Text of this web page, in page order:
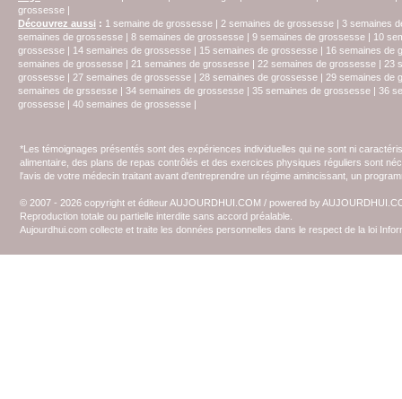
grossesse |
Découvrez aussi : 1 semaine de grossesse | 2 semaines de grossesse | 3 semaines
semaines de grossesse | 8 semaines de grossesse | 9 semaines de grossesse | 10
grossesse | 14 semaines de grossesse | 15 semaines de grossesse | 16 semaines de
semaines de grossesse | 21 semaines de grossesse | 22 semaines de grossesse | 23
grossesse | 27 semaines de grossesse | 28 semaines de grossesse | 29 semaines de
semaines de grssesse | 34 semaines de grossesse | 35 semaines de grossesse | 36
grossesse | 40 semaines de grossesse |
*Les témoignages présentés sont des expériences individuelles qui ne sont ni
alimentaire, des plans de repas contrôlés et des exercices physiques réguliers sont
l'avis de votre médecin traitant avant d'entreprendre un régime amincissant, un
© 2007 - 2026 copyright et éditeur AUJOURDHUI.COM / powered by
Reproduction totale ou partielle interdite sans accord préalable.
Aujourdhui.com collecte et traite les données personnelles dans le respect de la loi